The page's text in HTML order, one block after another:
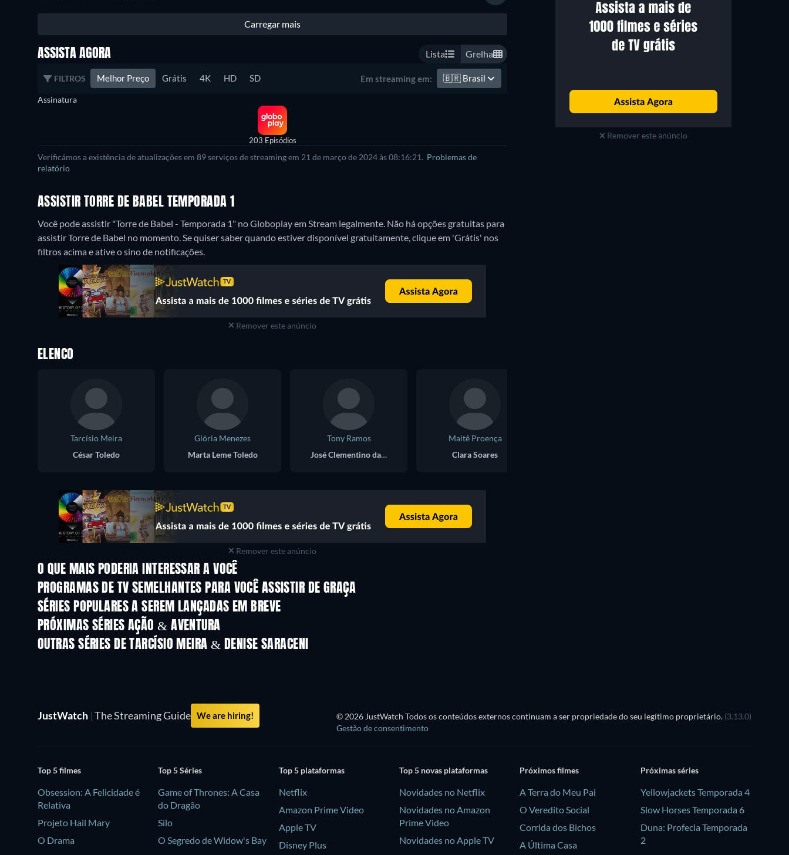
Carregar mais
ASSISTA AGORA Lista Grelha
FILTROS Melhor Preço Grátis 4K HD SD Em streaming em: 🇧🇷 Brasil
Assinatura
203 Episódios
Verificámos a existência de atualizações em 89 serviços de streaming em 21 de março de 2024 às 08:16:21. Problemas de
relatório
ASSISTIR TORRE DE BABEL TEMPORADA 1
Você pode assistir "Torre de Babel - Temporada 1" no Globoplay em Stream legalmente. Não há opções gratuitas para
assistir Torre de Babel no momento. Se quiser saber quando estiver disponível gratuitamente, clique em 'Grátis' nos
filtros acima e ative o sino de notificações.
Remover este anúncio
Remover este anúncio
ELENCO
Tarcísio Meira
César Toledo
Glória Menezes
Marta Leme Toledo
Tony Ramos
José Clementino da Silva
Maitê Proença
Clara Soares
Remover este anúncio
O QUE MAIS PODERIA INTERESSAR A VOCÊ
Série
PROGRAMAS DE TV SEMELHANTES PARA VOCÊ ASSISTIR DE GRAÇA
Série Série
SÉRIES POPULARES A SEREM LANÇADAS EM BREVE
Série Série
PRÓXIMAS SÉRIES AÇÃO & AVENTURA
Temporada 2 Temporada 2
OUTRAS SÉRIES DE TARCÍSIO MEIRA & DENISE SARACENI
Série Série
JustWatch | The Streaming Guide We are hiring! © 2026 JustWatch Todos os conteúdos externos continuam a ser propriedade do seu legítimo proprietário. (3.13.0)
Gestão de consentimento
Top 5 filmes
Obsession: A Felicidade é
Relativa
Projeto Hail Mary
O Drama
Top 5 Séries
Game of Thrones: A Casa
do Dragão
Silo
O Segredo de Widow's Bay
Top 5 plataformas
Netflix
Amazon Prime Video
Apple TV
Disney Plus
Top 5 novas plataformas
Novidades no Netflix
Novidades no Amazon
Prime Video
Novidades no Apple TV
Próximos filmes
A Terra do Meu Pai
O Veredito Social
Corrida dos Bichos
A Última Casa
Próximas séries
Yellowjackets Temporada 4
Slow Horses Temporada 6
Duna: Profecia Temporada
2